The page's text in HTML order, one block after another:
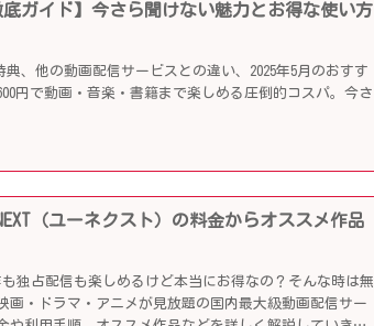
底ガイド】今さら聞けない魅力とお得な使い方
典、他の動画配信サービスとの違い、2025年5月のおすす
円で動画・音楽・書籍まで楽しめる圧倒的コスパ。今さ
（ユーネクスト）の料金からオススメ作品
も独占配信も楽しめるけど本当にお得なの？そんな時は無
画・ドラマ・アニメが見放題の国内最大級動画配信サー